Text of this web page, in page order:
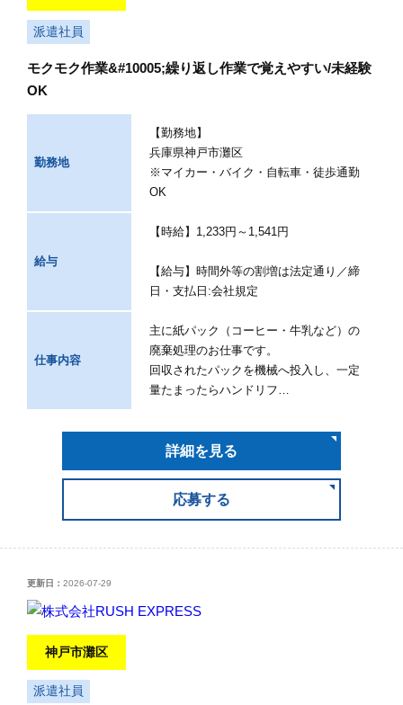
派遣社員
モクモク作業&#10005;繰り返し作業で覚えやすい/未経験
OK
勤務地
【勤務地】
兵庫県神戸市灘区
※マイカー・バイク・自転車・徒歩通勤
OK
給与
【時給】1,233円～1,541円
【給与】時間外等の割増は法定通り／締
日・支払日:会社規定
仕事内容
主に紙パック（コーヒー・牛乳など）の
廃棄処理のお仕事です。
回収されたパックを機械へ投入し、一定
量たまったらハンドリフ…
詳細を見る
応募する
更新日： 2026-07-29
神戸市灘区
派遣社員